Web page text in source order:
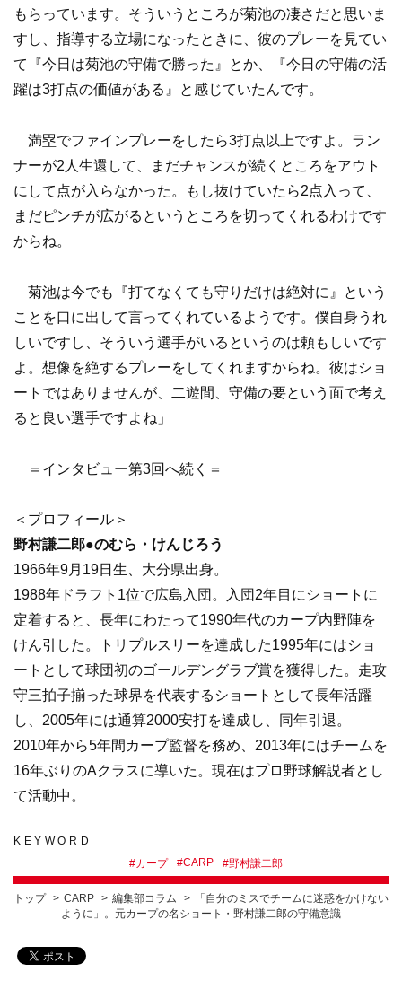
もらっています。そういうところが菊池の凄さだと思いま
すし、指導する立場になったときに、彼のプレーを見てい
て『今日は菊池の守備で勝った』とか、『今日の守備の活
躍は3打点の価値がある』と感じていたんです。
満塁でファインプレーをしたら3打点以上ですよ。ラン
ナーが2人生還して、まだチャンスが続くところをアウト
にして点が入らなかった。もし抜けていたら2点入って、
まだピンチが広がるというところを切ってくれるわけです
からね。
菊池は今でも『打てなくても守りだけは絶対に』という
ことを口に出して言ってくれているようです。僕自身うれ
しいですし、そういう選手がいるというのは頼もしいです
よ。想像を絶するプレーをしてくれますからね。彼はショ
ートではありませんが、二遊間、守備の要という面で考え
ると良い選手ですよね」
＝インタビュー第3回へ続く＝
＜プロフィール＞
野村謙二郎●のむら・けんじろう
1966年9月19日生、大分県出身。
1988年ドラフト1位で広島入団。入団2年目にショートに
定着すると、長年にわたって1990年代のカープ内野陣を
けん引した。トリプルスリーを達成した1995年にはショ
ートとして球団初のゴールデングラブ賞を獲得した。走攻
守三拍子揃った球界を代表するショートとして長年活躍
し、2005年には通算2000安打を達成し、同年引退。
2010年から5年間カープ監督を務め、2013年にはチームを
16年ぶりのAクラスに導いた。現在はプロ野球解説者とし
て活動中。
KEYWORD
#カープ #CARP #野村謙二郎
トップ CARP 編集部コラム
「自分のミスでチームに迷惑をかけない
ように」。元カープの名ショート・野村謙二郎の守備意識